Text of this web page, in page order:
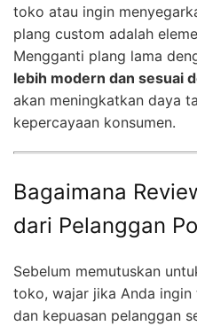
toko atau ingin
plang custom adalah
Mengganti plang lama
lebih modern dan sesuai
akan meningkatkan daya
kepercayaan konsumen.
Bagaimana
dari Pelanggan
Sebelum memutuskan
toko, wajar jika Anda
dan kepuasan pelanggan